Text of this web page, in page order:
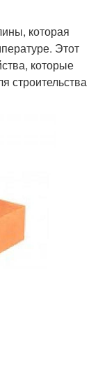
которая
Этот
которые
строительства